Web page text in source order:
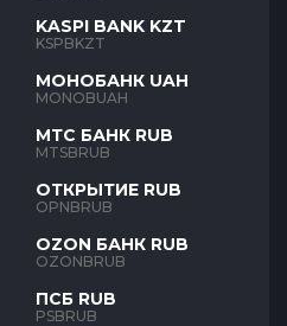
KASPI BANK KZT
KSPBKZT
МОНОБАНК UAH
MONOBUAH
МТС БАНК RUB
MTSBRUB
ОТКРЫТИЕ RUB
OPNBRUB
OZON БАНК RUB
OZONBRUB
ПСБ RUB
PSBRUB